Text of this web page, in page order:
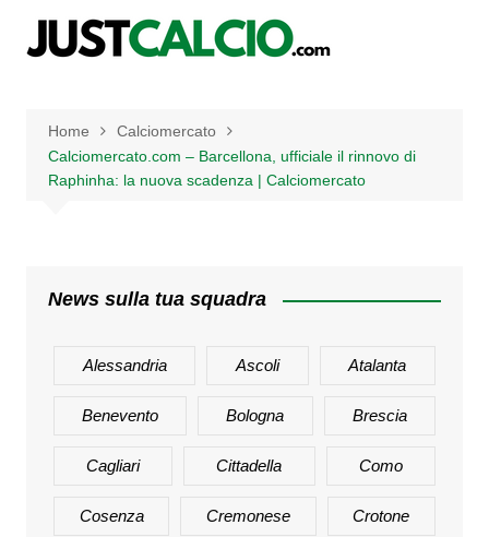
Home
Calciomercato
Calciomercato.com – Barcellona, ufficiale il rinnovo di
Raphinha: la nuova scadenza | Calciomercato
News sulla tua squadra
Alessandria Ascoli Atalanta
Benevento Bologna Brescia
Cagliari Cittadella Como
Cosenza Cremonese Crotone